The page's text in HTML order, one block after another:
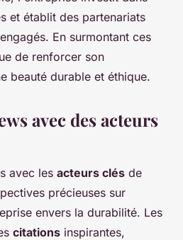
et établit des partenariats
En surmontant ces
de renforcer son
beauté durable et éthique.
avec des acteurs
avec les acteurs clés de
précieuses sur
envers la durabilité. Les
citations inspirantes,